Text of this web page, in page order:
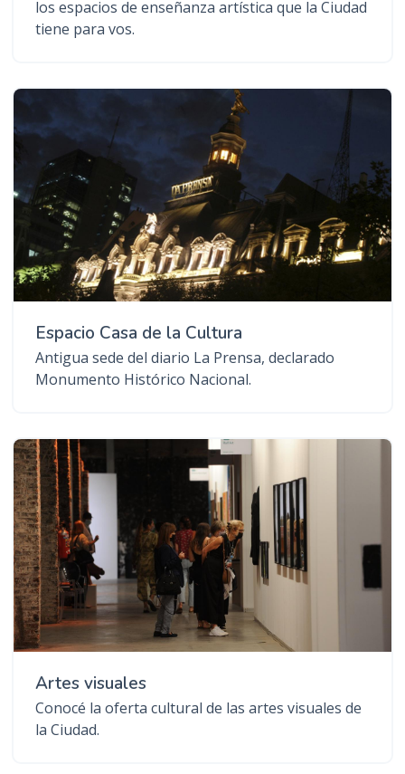
los espacios de enseñanza artística que la Ciudad
tiene para vos.
Espacio Casa de la Cultura
Antigua sede del diario La Prensa, declarado
Monumento Histórico Nacional.
Artes visuales
Conocé la oferta cultural de las artes visuales de
la Ciudad.